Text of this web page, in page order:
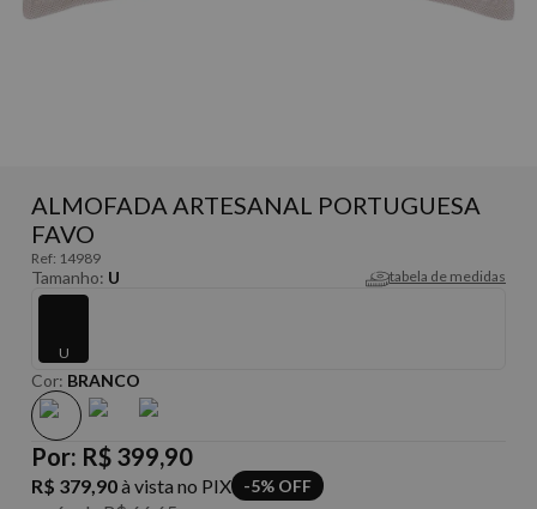
ALMOFADA ARTESANAL PORTUGUESA
FAVO
Ref: 14989
tabela de medidas
Tamanho: U
U
Cor: BRANCO
Por: R$ 399,90
R$ 379,90à vista no PIX -5% OFF